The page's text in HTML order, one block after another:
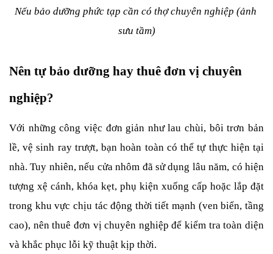
Nếu bảo dưỡng phức tạp cần có thợ chuyên nghiệp (ảnh
sưu tầm)
Nên tự bảo dưỡng hay thuê đơn vị chuyên
nghiệp?
Với những công việc đơn giản như lau chùi, bôi trơn bản
lề, vệ sinh ray trượt, bạn hoàn toàn có thể tự thực hiện tại
nhà. Tuy nhiên, nếu cửa nhôm đã sử dụng lâu năm, có hiện
tượng xệ cánh, khóa kẹt, phụ kiện xuống cấp hoặc lắp đặt
trong khu vực chịu tác động thời tiết mạnh (ven biển, tầng
cao), nên thuê đơn vị chuyên nghiệp để kiểm tra toàn diện
và khắc phục lỗi kỹ thuật kịp thời.